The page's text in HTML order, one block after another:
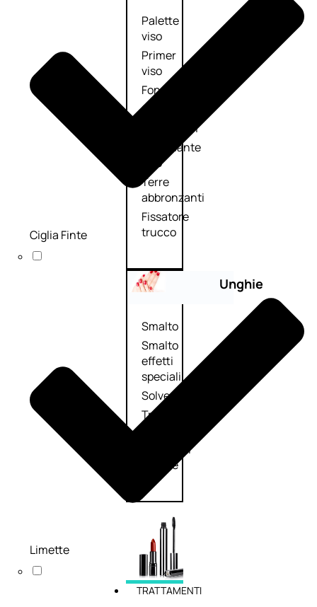
Palette
viso
Primer
viso
Fondotinta
Cipria
Fard/Blush
Illuminante
viso
Terre
abbronzanti
Fissatore
trucco
Unghie
Smalto
Smalto
effetti
speciali
Solvente
Trattamenti
Cofanetti
unghie
TRATTAMENTI
Ciglia Finte
Limette